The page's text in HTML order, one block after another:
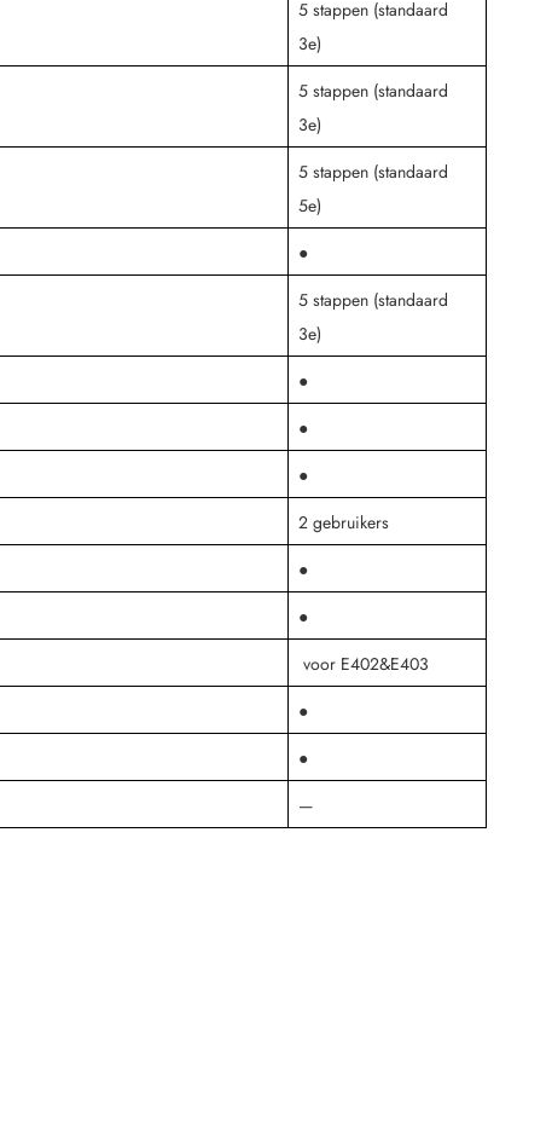
5 stappen (standaard
3e)
5 stappen (standaard
3e)
5 stappen (standaard
5e)
●
5 stappen (standaard
3e)
●
●
●
2 gebruikers
●
●
voor E402&E403
●
●
—